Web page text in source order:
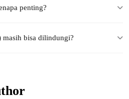
penting?
masih bisa dilindungi?